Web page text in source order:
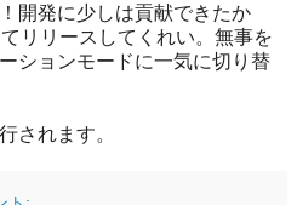
開発に少しは貢献できたか
リリースしてくれい。無事を
ションモードに一気に切り替
されます。